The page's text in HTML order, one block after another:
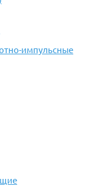
импульсные